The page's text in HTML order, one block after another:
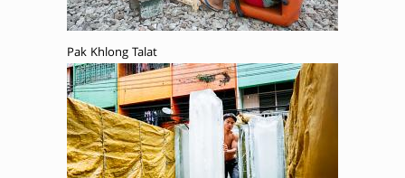
Pak Khlong Talat